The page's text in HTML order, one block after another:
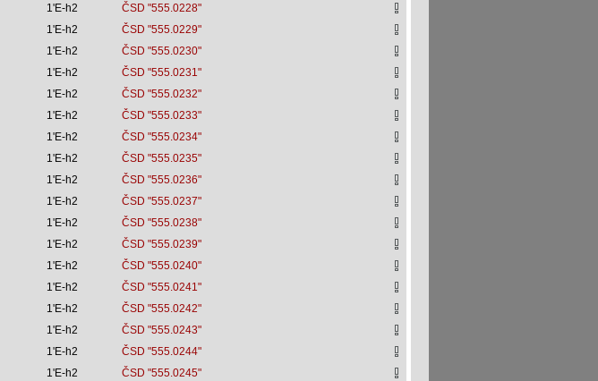
1'E-h2
ČSD "555.0228"
1'E-h2
ČSD "555.0229"
1'E-h2
ČSD "555.0230"
1'E-h2
ČSD "555.0231"
1'E-h2
ČSD "555.0232"
1'E-h2
ČSD "555.0233"
1'E-h2
ČSD "555.0234"
1'E-h2
ČSD "555.0235"
1'E-h2
ČSD "555.0236"
1'E-h2
ČSD "555.0237"
1'E-h2
ČSD "555.0238"
1'E-h2
ČSD "555.0239"
1'E-h2
ČSD "555.0240"
1'E-h2
ČSD "555.0241"
1'E-h2
ČSD "555.0242"
1'E-h2
ČSD "555.0243"
1'E-h2
ČSD "555.0244"
1'E-h2
ČSD "555.0245"